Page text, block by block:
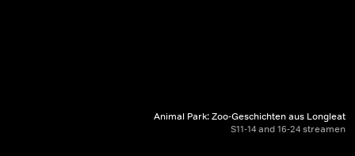
Animal Park: Zoo-Geschichten aus Longleat
S11-14 and 16-24 streamen